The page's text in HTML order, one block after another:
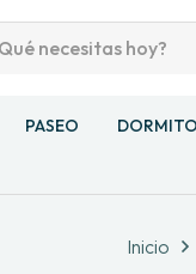
PASEO
Inicio